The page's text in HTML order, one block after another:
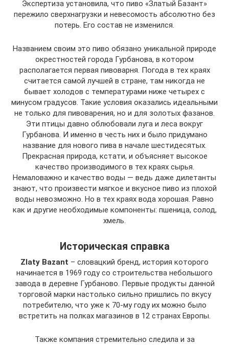
Экспертиза установила, что пиво «Златый Базант»
пережило сверхнагрузки и невесомость абсолютно без
потерь. Его состав не изменился.
Названием своим это пиво обязано уникальной природе
окрестностей города Гурбанова, в котором
располагается первая пивоварня. Погода в тех краях
считается самой лучшей в стране, там никогда не
бывает холодов с температурами ниже четырех с
минусом градусов. Такие условия оказались идеальными
не только для пивоварения, но и для золотых фазанов.
Эти птицы давно облюбовали луга и леса вокруг
Гурбанова. И именно в честь них и было придумано
название для нового пива в начале шестидесятых.
Прекрасная природа, кстати, и объясняет высокое
качество производимого в тех краях сырья.
Немаловажно и качество воды — ведь даже дилетанты
знают, что произвести мягкое и вкусное пиво из плохой
воды невозможно. Но в тех краях вода хорошая. Равно
как и другие необходимые компоненты: пшеница, солод,
хмель.
Историческая справка
Zlaty Bazant – словацкий бренд, история которого
начинается в 1969 году со строительства небольшого
завода в деревне Гурбаново. Первые продукты данной
торговой марки настолько сильно пришлись по вкусу
потребителю, что уже к 70-му году их можно было
встретить на полках магазинов в 12 странах Европы.
Также компания стремительно следила и за